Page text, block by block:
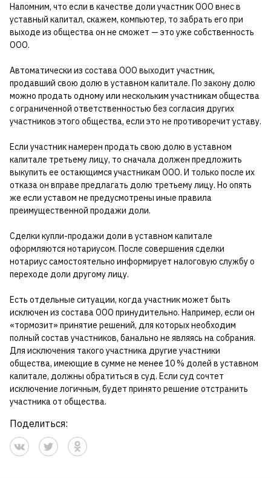
Напомним, что если в качестве доли участник ООО внес в
уставный капитал, скажем, компьютер, то забрать его при
выходе из общества он не сможет — это уже собственность
ООО.
Автоматически из состава ООО выходит участник,
продавший свою долю в уставном капитале. По закону долю
можно продать одному или нескольким участникам общества
с ограниченной ответственностью без согласия других
участников этого общества, если это не противоречит уставу.
Если участник намерен продать свою долю в уставном
капитале третьему лицу, то сначала должен предложить
выкупить ее остающимся участникам ООО. И только после их
отказа он вправе предлагать долю третьему лицу. Но опять
же если уставом не предусмотрены иные правила
преимущественной продажи доли.
Сделки купли-продажи доли в уставном капитале
оформляются нотариусом. После совершения сделки
нотариус самостоятельно информирует налоговую службу о
переходе доли другому лицу.
Есть отдельные ситуации, когда участник может быть
исключен из состава ООО принудительно. Например, если он
«тормозит» принятие решений, для которых необходим
полный состав участников, банально не являясь на собрания.
Для исключения такого участника другие участники
общества, имеющие в сумме не менее 10 % долей в уставном
капитале, должны обратиться в суд. Если суд сочтет
исключение логичным, будет принято решение отстранить
участника от общества.
Поделиться: